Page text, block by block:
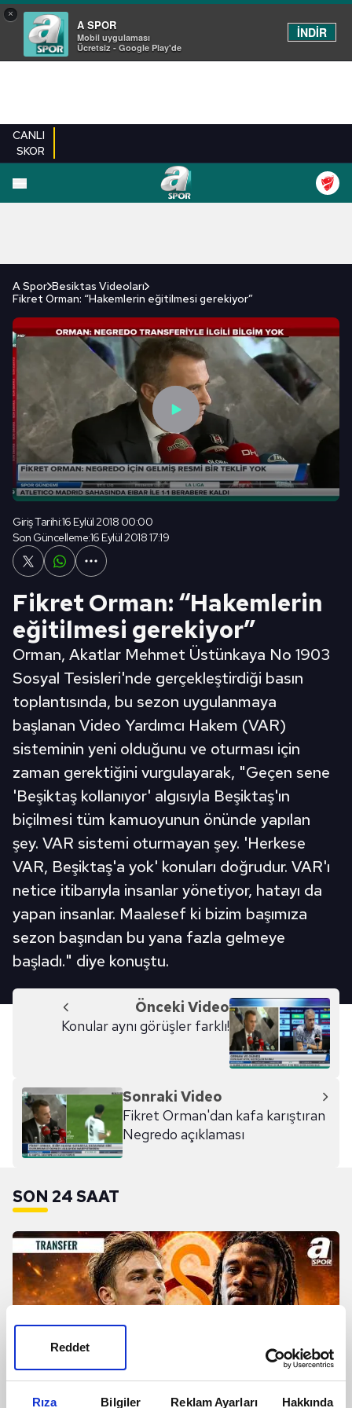
Rıza Bilgiler Reklam Ayarları Hakkında
Reddet
×
A SPOR
Mobil uygulaması
Ücretsiz - Google Play'de
İNDİR
CANLI
SKOR
FUTBOL
A Spor Besiktas Videoları
Fikret Orman: “Hakemlerin eğitilmesi gerekiyor”
Giriş Tarihi:16 Eylül 2018 00:00
Son Güncelleme:16 Eylül 2018 17:19
Fikret Orman: “Hakemlerin
eğitilmesi gerekiyor”
Orman, Akatlar Mehmet Üstünkaya No 1903
Sosyal Tesisleri'nde gerçekleştirdiği basın
toplantısında, bu sezon uygulanmaya
başlanan Video Yardımcı Hakem (VAR)
sisteminin yeni olduğunu ve oturması için
zaman gerektiğini vurgulayarak, "Geçen sene
'Beşiktaş kollanıyor' algısıyla Beşiktaş'ın
biçilmesi tüm kamuoyunun önünde yapılan
şey. VAR sistemi oturmayan şey. 'Herkese
VAR, Beşiktaş'a yok' konuları doğrudur. VAR'ı
netice itibarıyla insanlar yönetiyor, hatayı da
yapan insanlar. Maalesef ki bizim başımıza
sezon başından bu yana fazla gelmeye
başladı." diye konuştu.
Önceki Video
Konular aynı görüşler farklı!
Sonraki Video
Fikret Orman'dan kafa karıştıran
Negredo açıklaması
SON 24 SAAT